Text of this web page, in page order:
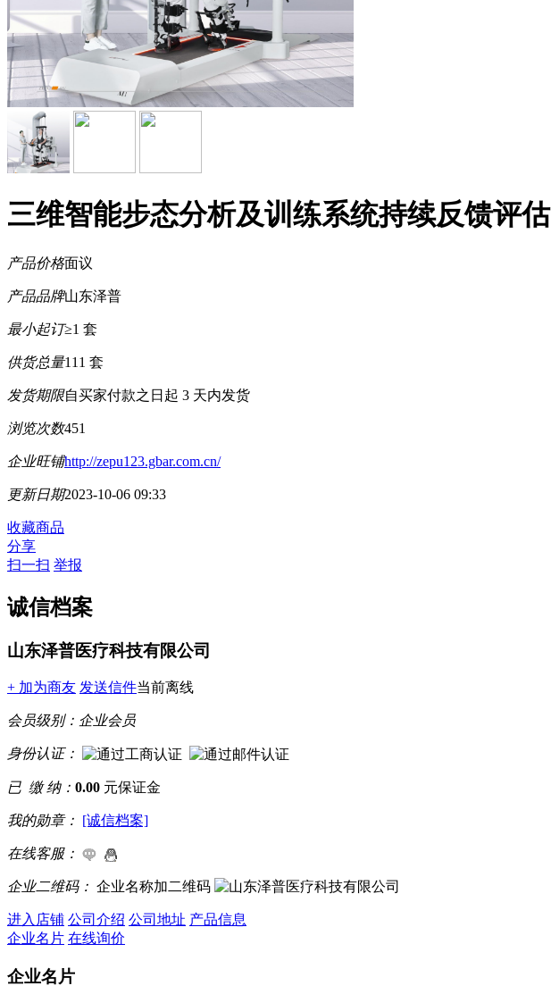
三维智能步态分析及训练系统持续反馈评估
产品价格面议
产品品牌山东泽普
最小起订≥1 套
供货总量111 套
发货期限自买家付款之日起 3 天内发货
浏览次数451
企业旺铺http://zepu123.gbar.com.cn/
更新日期2023-10-06 09:33
收藏商品
分享
扫一扫 举报
诚信档案
山东泽普医疗科技有限公司
+ 加为商友 发送信件当前离线
会员级别： 企业会员
身份认证：
已 缴 纳： 0.00 元保证金
我的勋章： [诚信档案]
在线客服：
企业二维码： 企业名称加二维码
进入店铺 公司介绍 公司地址 产品信息
企业名片 在线询价
企业名片